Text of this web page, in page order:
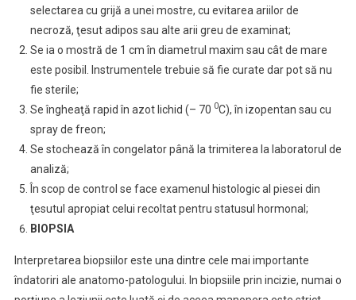
selectarea cu grijă a unei mostre, cu evitarea ariilor de
necroză, ţesut adipos sau alte arii greu de examinat;
Se ia o mostră de 1 cm în diametrul maxim sau cât de mare
este posibil. Instrumentele trebuie să fie curate dar pot să nu
fie sterile;
Se îngheaţă rapid în azot lichid (– 70 0C), în izopentan sau cu
spray de freon;
Se stochează în congelator până la trimiterea la laboratorul de
analiză;
În scop de control se face examenul histologic al piesei din
ţesutul apropiat celui recoltat pentru statusul hormonal;
BIOPSIA
Interpretarea biopsiilor este una dintre cele mai importante
îndatoriri ale anatomo-patologului. In biopsiile prin incizie, numai o